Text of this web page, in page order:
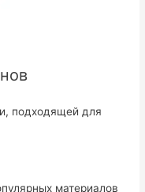
подходящей для
материалов